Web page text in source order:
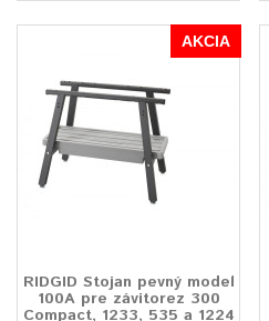
AKCIA
RIDGID Stojan pevný model
100A pre závitorez 300
Compact, 1233, 535 a 1224